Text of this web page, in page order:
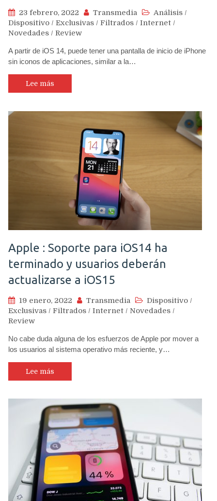
23 febrero, 2022 Transmedia Análisis /
Dispositivo / Exclusivas / Filtrados / Internet /
Novedades / Review
A partir de iOS 14, puede tener una pantalla de inicio de iPhone
sin iconos de aplicaciones, similar a la…
Lee más
Apple : Soporte para iOS14 ha
terminado y usuarios deberán
actualizarse a iOS15
19 enero, 2022 Transmedia Dispositivo /
Exclusivas / Filtrados / Internet / Novedades /
Review
No cabe duda alguna de los esfuerzos de Apple por mover a
los usuarios al sistema operativo más reciente, y…
Lee más